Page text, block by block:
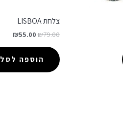
צלחת LISBOA
₪79.00
₪55.00
הוספה לסל